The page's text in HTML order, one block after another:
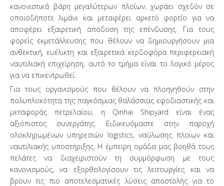
κανονιστικά βάρη μεγαλύτερων πλοίων, χωράει σχεδόν σε
οποιοδήποτε λιμάνι και μεταφέρει αρκετό φορτίο για να
αποφέρει εξαιρετική απόδοση της επένδυσης. Για τους
φορείς εκμετάλλευσης που θέλουν να δημιουργήσουν μια
ανθεκτική, ευέλικτη και εξαιρετικά κερδοφόρα περιφερειακή
ναυτιλιακή επιχείρηση, αυτό το τμήμα είναι το λογικό μέρος
για να επικεντρωθεί.
Για τους οργανισμούς που θέλουν να πλοηγηθούν στην
πολυπλοκότητα της παγκόσμιας θαλάσσιας εφοδιαστικής και
μεταφοράς πετρελαίου, η Qinhai Shipyard είναι ένας
αξιόπιστος συνεργάτης. Ειδικευόμαστε στην παροχή
ολοκληρωμένων υπηρεσιών logistics, ναύλωσης πλοίων και
ναυτιλιακής υποστήριξης. Η έμπειρη ομάδα μας βοηθά τους
πελάτες να διαχειριστούν τη συμμόρφωση με τους
κανονισμούς, να εξορθολογίσουν τις λειτουργίες και να
βρουν τις πιο αποτελεσματικές λύσεις αποστολής για το